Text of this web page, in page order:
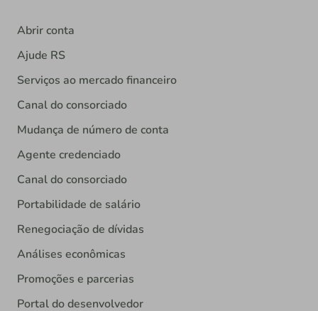
Abrir conta
Ajude RS
Serviços ao mercado financeiro
Canal do consorciado
Mudança de número de conta
Agente credenciado
Canal do consorciado
Portabilidade de salário
Renegociação de dívidas
Análises econômicas
Promoções e parcerias
Portal do desenvolvedor